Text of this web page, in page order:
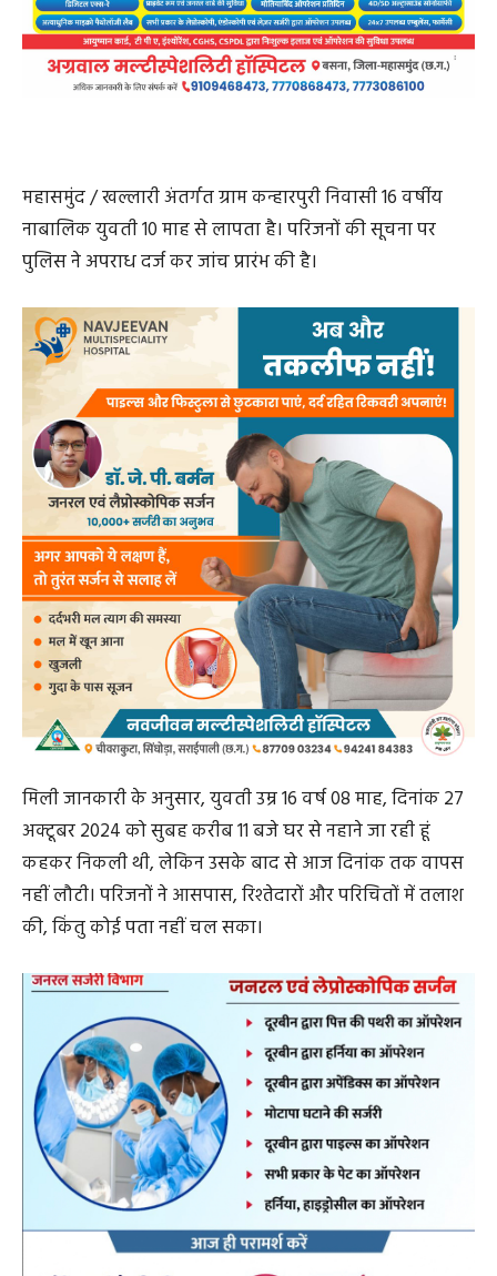
महासमुंद / खल्लारी अंतर्गत ग्राम कन्हारपुरी निवासी 16 वर्षीय
नाबालिक युवती 10 माह से लापता है। परिजनों की सूचना पर
पुलिस ने अपराध दर्ज कर जांच प्रारंभ की है।
मिली जानकारी के अनुसार, युवती उम्र 16 वर्ष 08 माह, दिनांक 27
अक्टूबर 2024 को सुबह करीब 11 बजे घर से नहाने जा रही हूं
कहकर निकली थी, लेकिन उसके बाद से आज दिनांक तक वापस
नहीं लौटी। परिजनों ने आसपास, रिश्तेदारों और परिचितों में तलाश
की, किंतु कोई पता नहीं चल सका।